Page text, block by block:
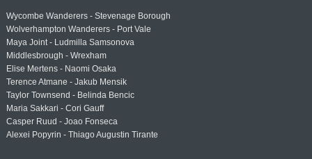
Wycombe Wanderers - Stevenage Borough
Wolverhampton Wanderers - Port Vale
Maya Joint - Ludmilla Samsonova
Middlesbrough - Wrexham
Elise Mertens - Naomi Osaka
Terence Atmane - Jakub Mensik
Taylor Townsend - Belinda Bencic
Maria Sakkari - Cori Gauff
Casper Ruud - Joao Fonseca
Alexei Popyrin - Thiago Augustin Tirante